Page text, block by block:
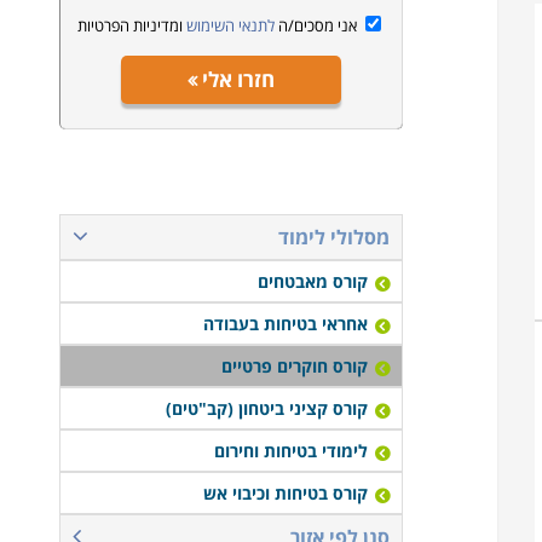
אני מסכים/הלתנאי השימוש ומדיניות הפרטיות
חזרו אלי
מסלולי לימוד
קורס מאבטחים
אחראי בטיחות בעבודה
קורס חוקרים פרטיים
קורס קציני ביטחון (קב"טים)
לימודי בטיחות וחירום
קורס בטיחות וכיבוי אש